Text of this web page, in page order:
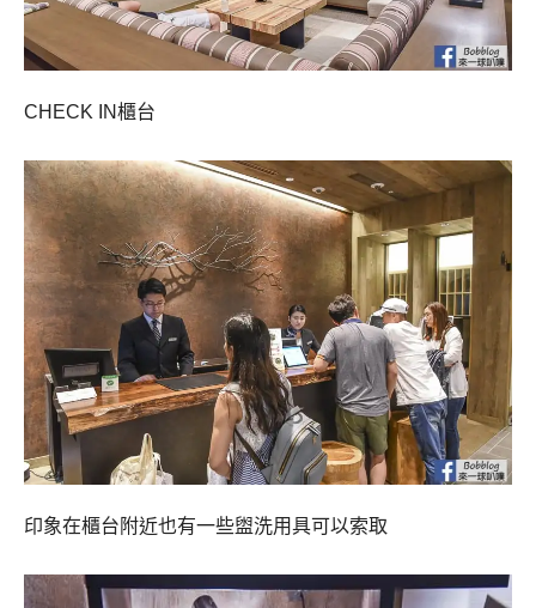
CHECK IN櫃台
印象在櫃台附近也有一些盥洗用具可以索取